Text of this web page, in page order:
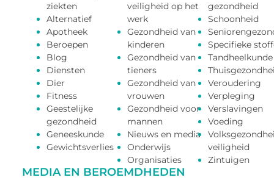
ziekten
Alternatief
Apotheek
Beroepen
Blog
Diensten
Dier
Fitness
Geestelijke
gezondheid
Geneeskunde
Gewichtsverlies
veiligheid op het
werk
Gezondheid van
kinderen
Gezondheid van
tieners
Gezondheid van
vrouwen
Gezondheid voor
mannen
Nieuws en media
Onderwijs
Organisaties
gezondheid
Schoonheid
Specifieke
Tandheelkunde
Veroudering
Verpleging
Verslavingen
Voeding
veiligheid
Zintuigen
MEDIA EN BEROEMDHEDEN